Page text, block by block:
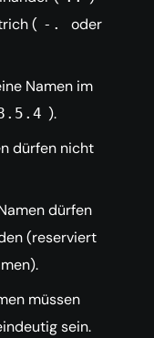
( -. oder
Namen im
).
dürfen nicht
dürfen
(reserviert
müssen
sein.